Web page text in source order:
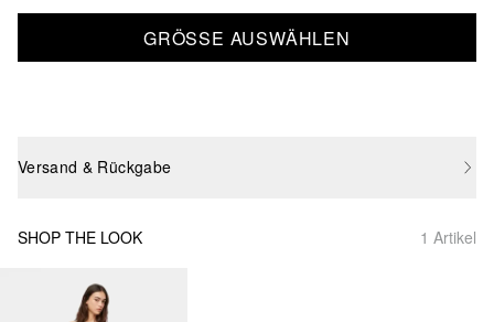
GRÖSSE AUSWÄHLEN
Versand & Rückgabe
SHOP THE LOOK 1 Artikel